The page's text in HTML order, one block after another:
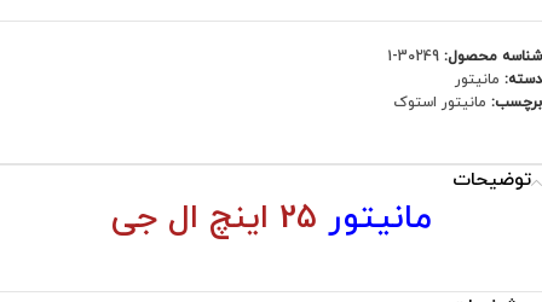
شناسه محصول: 30249-1
دسته: مانیتور
برچسب: مانیتور استوک
توضیحات
مانیتور 25 اینچ ال جی